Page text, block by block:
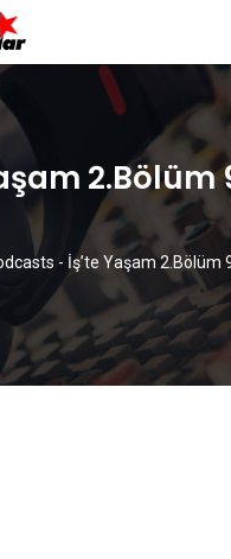
2.Bölüm
- İş’te Yaşam 2.Bölüm